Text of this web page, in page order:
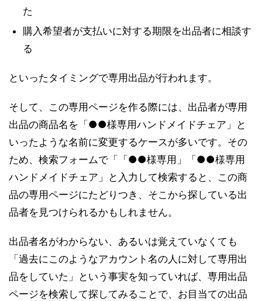
た
購入希望者が支払いに対する期限を出品者に相談す
る
といったタイミングで専用出品が行われます。
そして、この専用ページを作る際には、出品者が専用
出品の商品名を「●●様専用ハンドメイドチェア」と
いったような名前に変更するケースが多いです。その
ため、検索フォームで「「●●様専用」「●●様専用
ハンドメイドチェア」と入力して検索すると、この商
品の専用ページにたどりつき、そこから探している出
品者を見つけられるかもしれません。
出品者名がわからない、あるいは覚えていなくても
「過去にこのようなアカウント名の人に対して専用出
品をしていた」という事実を知っていれば、専用出品
ページを検索して探してみることで、お目当ての出品